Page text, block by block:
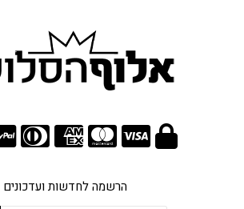
הרשמה לחדשות ועדכונים